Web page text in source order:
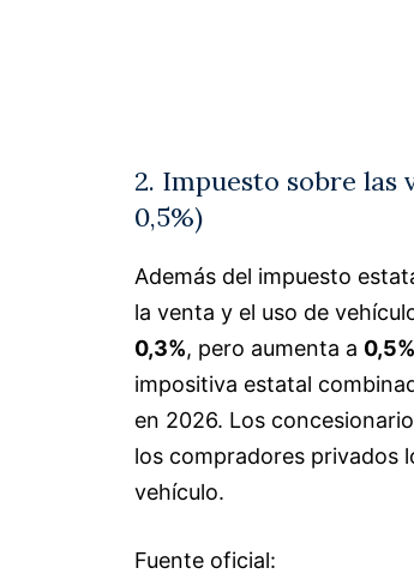
2. Impuesto sobre las
0,5%)
Además del impuesto
la venta y el uso de
0,3%, pero aumenta a 0,5%
impositiva estatal
en 2026. Los
los compradores privados
vehículo.
Fuente oficial: